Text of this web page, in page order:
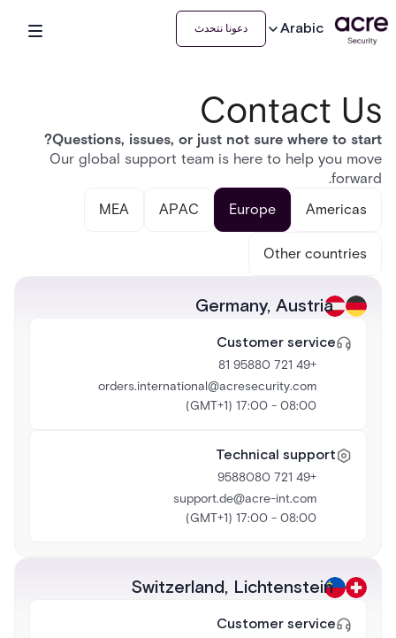
Arabic دعونا نتحدث
Contact Us
Questions, issues, or just not sure where to start?
Our global support team is here to help you move
forward.
Americas
Europe
APAC
MEA
Other countries
Germany, Austria
Customer service
+49 721 95880 81
orders.international@acresecurity.com
08:00 - 17:00 (GMT+1)
Technical support
+49 721 9588080
support.de@acre-int.com
08:00 - 17:00 (GMT+1)
Switzerland, Lichtenstein
Customer service